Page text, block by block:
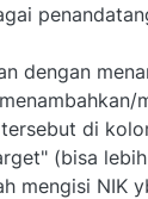
dengan
di
(bisa
mengisi NIK